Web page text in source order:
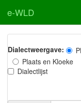
e-WLD
Dialectweergave:
Plaats en Kloeke
Dialectlijst